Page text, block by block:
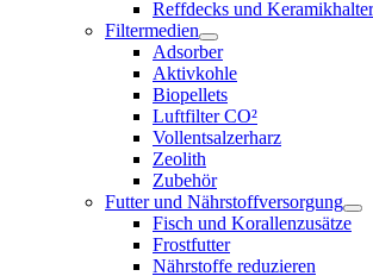
Reffdecks und Keramikhalter
Filtermedien
Adsorber
Aktivkohle
Biopellets
Luftfilter CO²
Vollentsalzerharz
Zeolith
Zubehör
Futter und Nährstoffversorgung
Fisch und Korallenzusätze
Frostfutter
Nährstoffe reduzieren